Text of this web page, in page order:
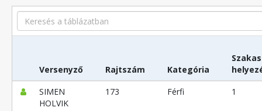
Search
Versenyző Rajtszám Kategória
SIMEN
HOLVIK
173 Férfi 1